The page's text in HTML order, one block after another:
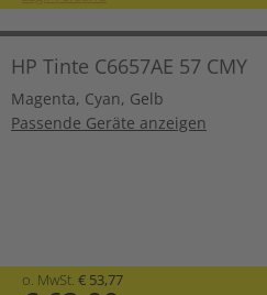
HP Tinte C6657AE 57 CMY
Magenta, Cyan, Gelb
Passende Geräte anzeigen
o. MwSt. € 53,77